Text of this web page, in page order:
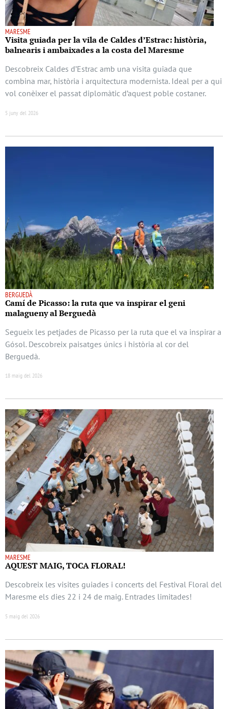
MARESME
Visita guiada per la vila de Caldes d’Estrac: història,
balnearis i ambaixades a la costa del Maresme
Descobreix Caldes d’Estrac amb una visita guiada que
combina mar, història i arquitectura modernista. Ideal per a qui
vol conèixer el passat diplomàtic d’aquest poble costaner.
5 juny del 2026
BERGUEDÀ
Camí de Picasso: la ruta que va inspirar el geni
malagueny al Berguedà
Segueix les petjades de Picasso per la ruta que el va inspirar a
Gósol. Descobreix paisatges únics i història al cor del
Berguedà.
18 maig del 2026
MARESME
AQUEST MAIG, TOCA FLORAL!
Descobreix les visites guiades i concerts del Festival Floral del
Maresme els dies 22 i 24 de maig. Entrades limitades!
5 maig del 2026